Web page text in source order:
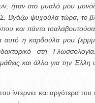
ήταν στο μυαλό μου
Βγάζω ψυχούλα τώρα, το
και πάντα
αυτό η καρδούλα μου
στη
και άλλα για την Έλλη
ίντερνετ και αργότερα